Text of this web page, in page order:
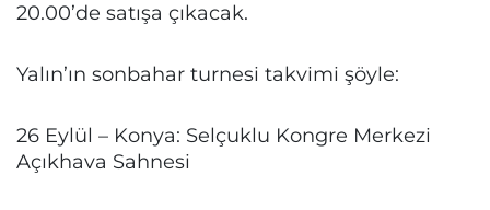
20.00’de satışa çıkacak.
Yalın’ın sonbahar turnesi takvimi şöyle:
26 Eylül – Konya: Selçuklu Kongre Merkezi
Açıkhava Sahnesi